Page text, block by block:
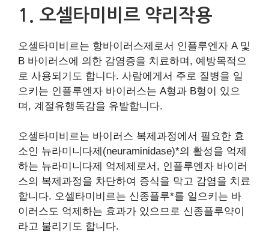
1. 오셀타미비르 약리작용
오셀타미비르는 항바이러스제로서 인플루엔자 A 및
B 바이러스에 의한 감염증을 치료하며, 예방목적으
로 사용되기도 합니다. 사람에게서 주로 질병을 일
으키는 인플루엔자 바이러스는 A형과 B형이 있으
며, 계절유행독감을 유발합니다.
오셀타미비르는 바이러스 복제과정에서 필요한 효
소인 뉴라미니다제(neuraminidase)*의 활성을 억제
하는 뉴라미니다제 억제제로서, 인플루엔자 바이러
스의 복제과정을 차단하여 증식을 막고 감염을 치료
합니다. 오셀타미비르는 신종플루*를 일으키는 바
이러스도 억제하는 효과가 있으므로 신종플루약이
라고 불리기도 합니다.